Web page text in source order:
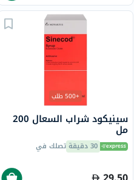
+500 طلب
سينيكود شراب السعال 200
مل
30 دقيقة تصلك في